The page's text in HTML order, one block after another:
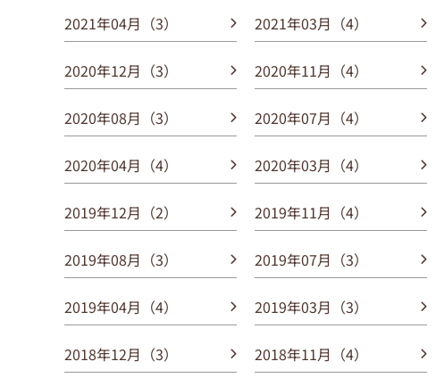
2021年04月（3） 2021年03月（4）
2020年12月（3） 2020年11月（4）
2020年08月（3） 2020年07月（4）
2020年04月（4） 2020年03月（4）
2019年12月（2） 2019年11月（4）
2019年08月（3） 2019年07月（3）
2019年04月（4） 2019年03月（3）
2018年12月（3） 2018年11月（4）